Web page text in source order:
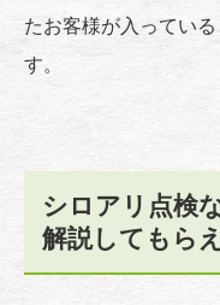
たお客様が入ってい
す。
シロアリ点検
解説してもら